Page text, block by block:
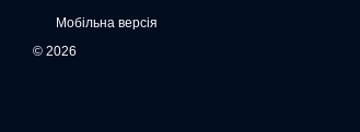
Мобільна версія
© 2026